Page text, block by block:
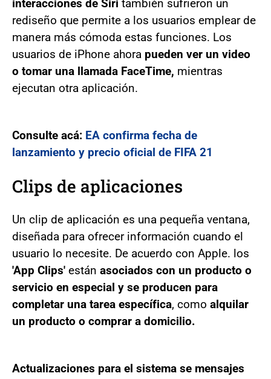
interacciones de Siri también sufrieron un
rediseño que permite a los usuarios emplear de
manera más cómoda estas funciones. Los
usuarios de iPhone ahora pueden ver un video
o tomar una llamada FaceTime, mientras
ejecutan otra aplicación.
Consulte acá: EA confirma fecha de
lanzamiento y precio oficial de FIFA 21
Clips de aplicaciones
Un clip de aplicación es una pequeña ventana,
diseñada para ofrecer información cuando el
usuario lo necesite. De acuerdo con Apple. los
'App Clips' están asociados con un producto o
servicio en especial y se producen para
completar una tarea específica, como alquilar
un producto o comprar a domicilio.
Actualizaciones para el sistema se mensajes